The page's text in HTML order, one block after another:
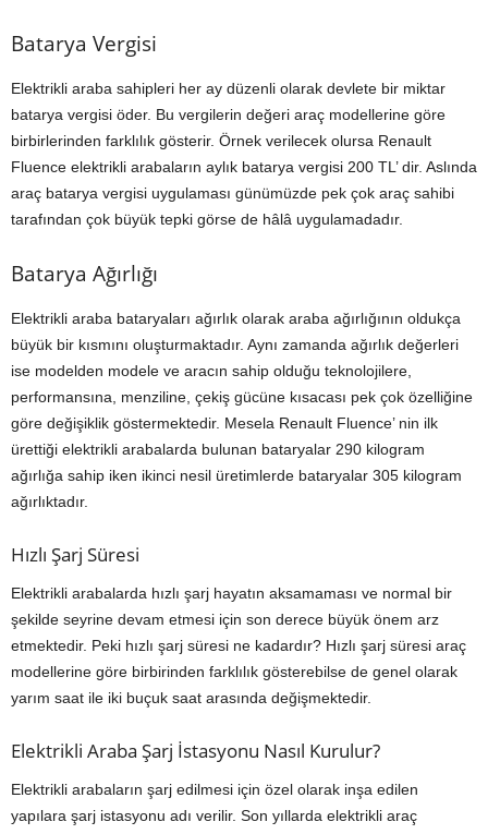
Batarya Vergisi
Elektrikli araba sahipleri her ay düzenli olarak devlete bir miktar
batarya vergisi öder. Bu vergilerin değeri araç modellerine göre
birbirlerinden farklılık gösterir. Örnek verilecek olursa Renault
Fluence elektrikli arabaların aylık batarya vergisi 200 TL’ dir. Aslında
araç batarya vergisi uygulaması günümüzde pek çok araç sahibi
tarafından çok büyük tepki görse de hâlâ uygulamadadır.
Batarya Ağırlığı
Elektrikli araba bataryaları ağırlık olarak araba ağırlığının oldukça
büyük bir kısmını oluşturmaktadır. Aynı zamanda ağırlık değerleri
ise modelden modele ve aracın sahip olduğu teknolojilere,
performansına, menziline, çekiş gücüne kısacası pek çok özelliğine
göre değişiklik göstermektedir. Mesela Renault Fluence’ nin ilk
ürettiği elektrikli arabalarda bulunan bataryalar 290 kilogram
ağırlığa sahip iken ikinci nesil üretimlerde bataryalar 305 kilogram
ağırlıktadır.
Hızlı Şarj Süresi
Elektrikli arabalarda hızlı şarj hayatın aksamaması ve normal bir
şekilde seyrine devam etmesi için son derece büyük önem arz
etmektedir. Peki hızlı şarj süresi ne kadardır? Hızlı şarj süresi araç
modellerine göre birbirinden farklılık gösterebilse de genel olarak
yarım saat ile iki buçuk saat arasında değişmektedir.
Elektrikli Araba Şarj İstasyonu Nasıl Kurulur?
Elektrikli arabaların şarj edilmesi için özel olarak inşa edilen
yapılara şarj istasyonu adı verilir. Son yıllarda elektrikli araç